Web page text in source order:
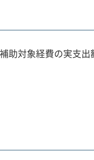
助対象経費の実支